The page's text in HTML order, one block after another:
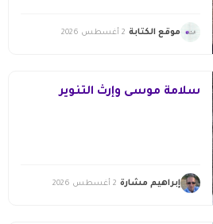
موقع الكتابة 2 أغسطس 2026
سلامة موسى وإرث التّنوير
إبراهيم مشارة 2 أغسطس 2026